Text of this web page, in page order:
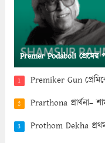
Premer Podaboli প্রেমের
1 Premiker Gun
2 Prarthona প্রার্থনা–
3 Prothom Dekha